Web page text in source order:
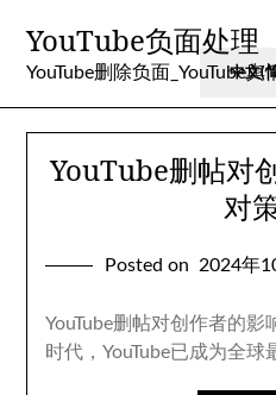
content
YouTube负面处理
YouTube删除负面_YouTube舆
YouTube删帖对
对
Posted on 2024年
YouTube删帖对创作者的
时代，YouTube已成为全